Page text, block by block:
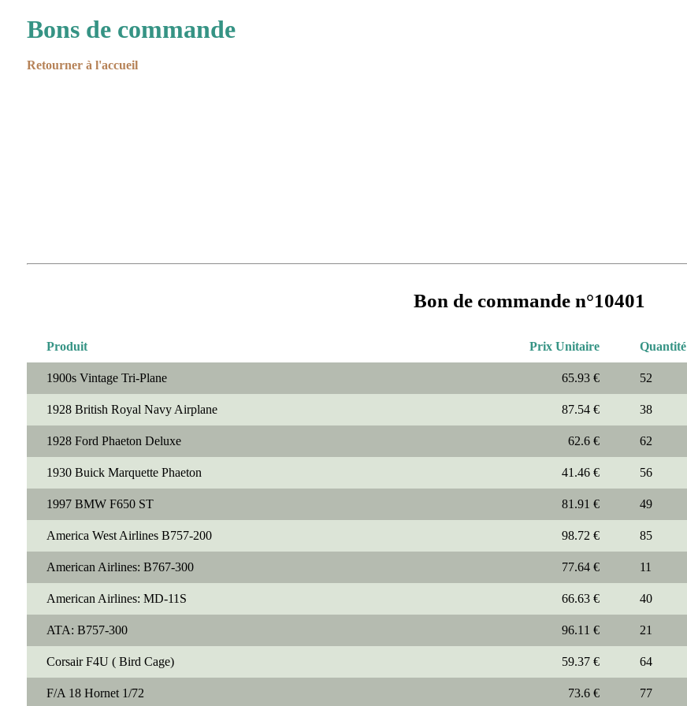
Bons de commande
Retourner à l'accueil
Bon de commande n°10401
Produit Prix Unitaire Quantité
1900s Vintage Tri-Plane 65.93 € 52
1928 British Royal Navy Airplane 87.54 € 38
1928 Ford Phaeton Deluxe 62.6 € 62
1930 Buick Marquette Phaeton 41.46 € 56
1997 BMW F650 ST 81.91 € 49
America West Airlines B757-200 98.72 € 85
American Airlines: B767-300 77.64 € 11
American Airlines: MD-11S 66.63 € 40
ATA: B757-300 96.11 € 21
Corsair F4U ( Bird Cage) 59.37 € 64
F/A 18 Hornet 1/72 73.6 € 77